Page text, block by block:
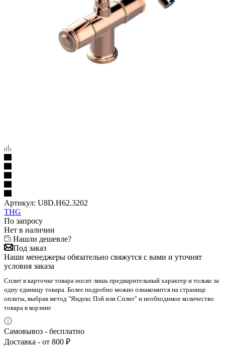
Артикул: U8D.H62.3202
THG
По запросу
Нет в наличии
Нашли дешевле?
Под заказ
Наши менеджеры обязательно свяжутся с вами и уточнят
условия заказа
Сплит в карточке товара носит лишь предварительный характер и только за
одну единицу товара. Более подробно можно ознакомится на странице
оплаты, выбрав метод "Яндекс Пэй или Сплит" и необходимое количество
товара в корзине
Самовывоз - бесплатно
Доставка - от 800 ₽